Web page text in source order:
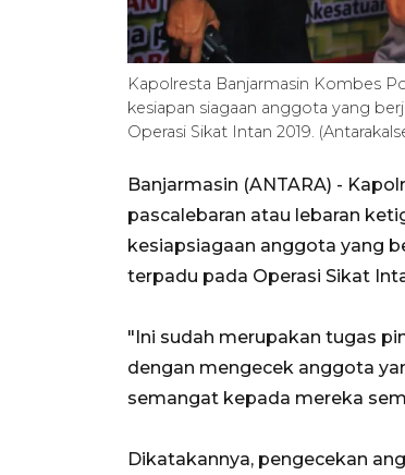
Kapolresta Banjarmasin Kombes
kesiapan siagaan anggota yang
Operasi Sikat Intan 2019.
Banjarmasin (ANTARA) -
pascalebaran atau lebaran
kesiapsiagaan anggota yang
terpadu pada Operasi Sikat
"Ini sudah merupakan tugas
dengan mengecek anggota
semangat kepada mereka
Dikatakannya, pengecekan